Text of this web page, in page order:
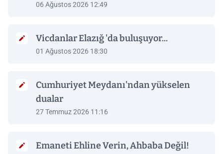
06 Ağustos 2026 12:49
Vicdanlar Elazığ 'da buluşuyor...
01 Ağustos 2026 18:30
Cumhuriyet Meydanı'ndan yükselen
dualar
27 Temmuz 2026 11:16
Emaneti Ehline Verin, Ahbaba Değil!